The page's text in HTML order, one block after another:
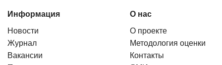
Информация
Новости
Журнал
Вакансии
О нас
О проекте
Методология оценки
Контакты